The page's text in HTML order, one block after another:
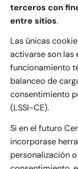
terceros con
entre sitios.
Las únicas
activarse son las
funcionamiento
balanceo de
consentimiento
(LSSI-CE).
Si en el futuro
incorporase
personalización